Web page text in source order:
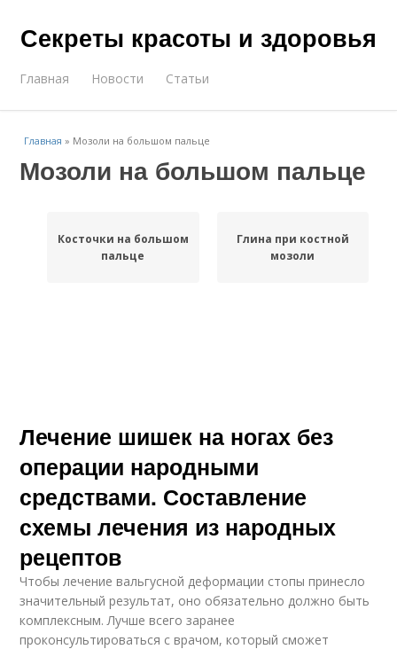
Секреты красоты и здоровья
Главная Новости Статьи
Главная » Мозоли на большом пальце
Мозоли на большом пальце
Косточки на большом
пальце
Глина при костной
мозоли
Лечение шишек на ногах без
операции народными
средствами. Составление
схемы лечения из народных
рецептов
Чтобы лечение вальгусной деформации стопы принесло
значительный результат, оно обязательно должно быть
комплексным. Лучше всего заранее
проконсультироваться с врачом, который сможет